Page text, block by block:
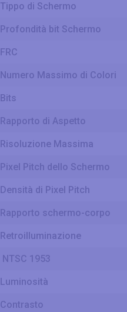
Tippo di Schermo
Profondità bit Schermo
FRC
Numero Massimo di Colori
Bits
Rapporto di Aspetto
Risoluzione Massima
Pixel Pitch dello Schermo
Densità di Pixel Pitch
Rapporto schermo-corpo
Retroilluminazione
NTSC 1953
Luminosità
Contrasto